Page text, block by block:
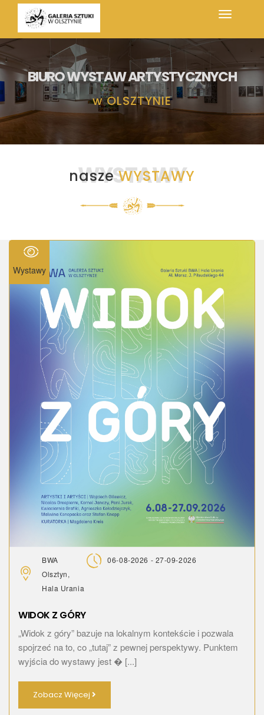
BIURO WYSTAW ARTYSTYCZNYCH
w OLSZTYNIE
WYSTAWY
naszeWYSTAWY
Wystawy
BWA
Olsztyn,
Hala Urania
06-08-2026 - 27-09-2026
WIDOK Z GÓRY
„Widok z góry” bazuje na lokalnym kontekście i pozwala
spojrzeć na to, co „tutaj” z pewnej perspektywy. Punktem
wyjścia do wystawy jest � [...]
Zobacz Więcej